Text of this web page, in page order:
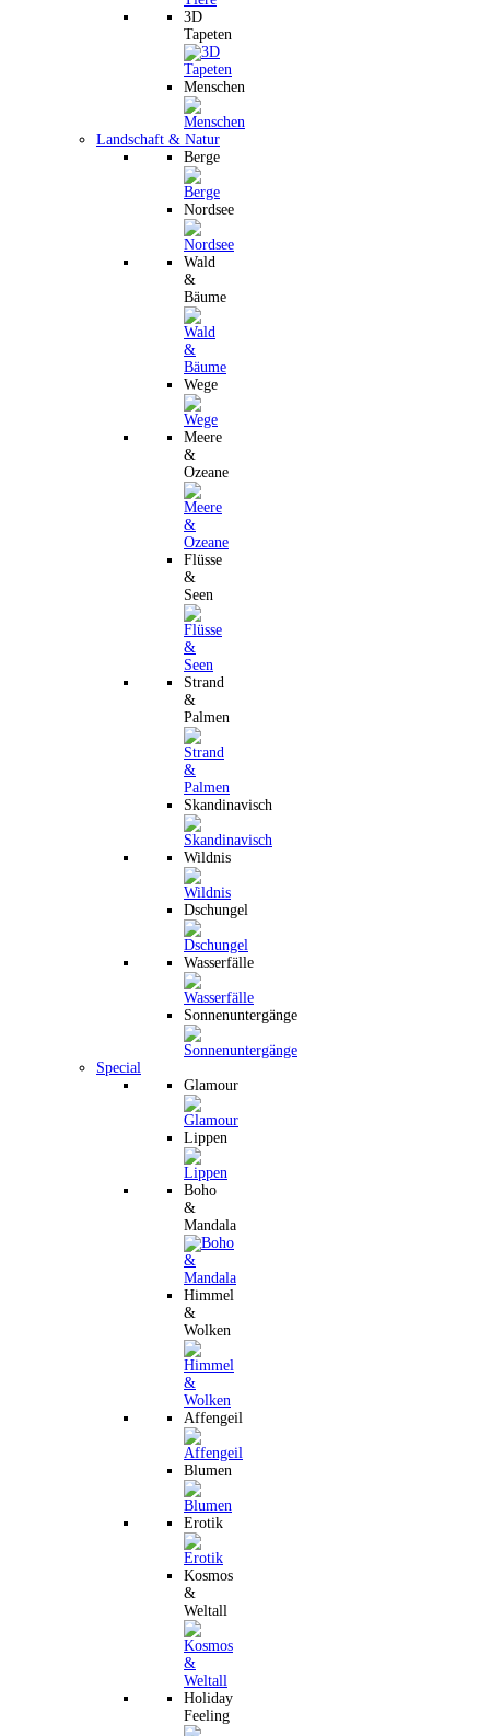
3D
Tapeten
Menschen
Landschaft & Natur
Berge
Nordsee
Wald
&
Bäume
Wege
Meere
&
Ozeane
Flüsse
&
Seen
Strand
&
Palmen
Skandinavisch
Wildnis
Dschungel
Wasserfälle
Sonnenuntergänge
Special
Glamour
Lippen
Boho
&
Mandala
Himmel
&
Wolken
Affengeil
Blumen
Erotik
Kosmos
&
Weltall
Holiday
Feeling